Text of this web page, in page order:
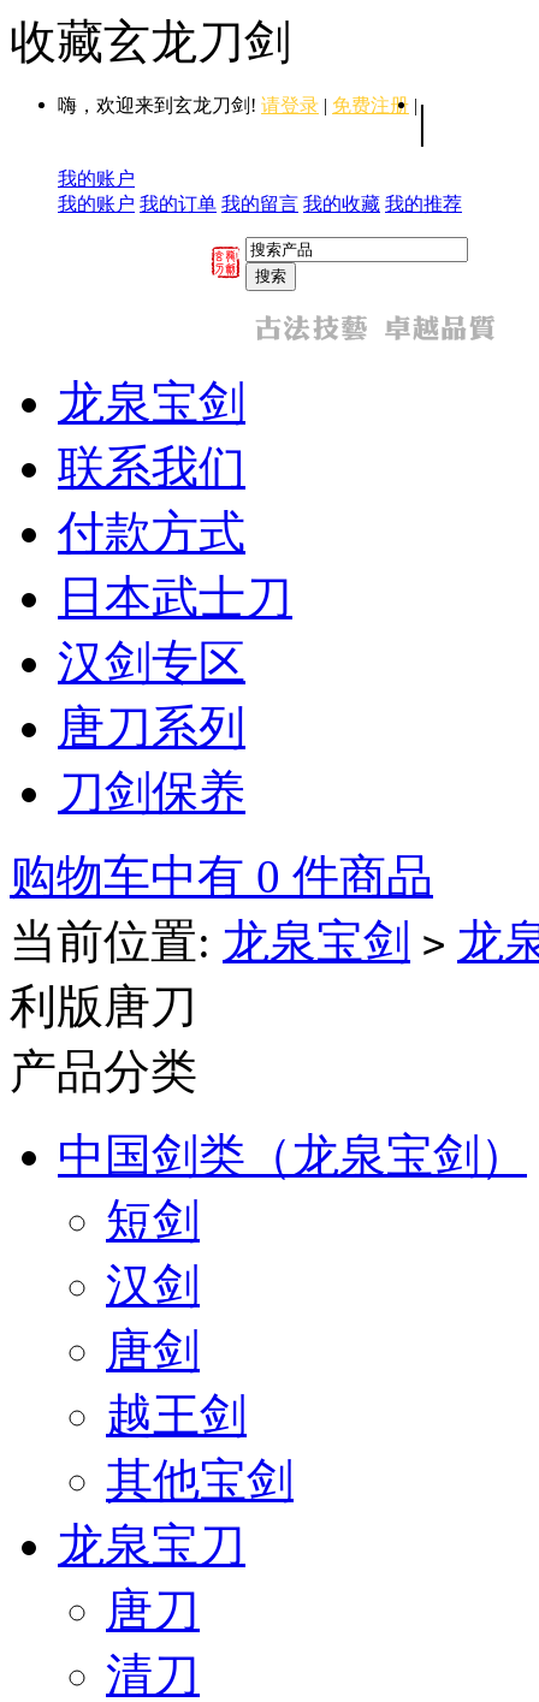
收藏玄龙刀剑
嗨，欢迎来到玄龙刀剑! 请登录 | 免费注册 | |
我的账户
我的账户 我的订单 我的留言 我的收藏 我的推荐
龙泉宝剑
联系我们
付款方式
日本武士刀
汉剑专区
唐刀系列
刀剑保养
购物车中有 0 件商品
当前位置: 龙泉宝剑 > 龙
利版唐刀
产品分类
中国剑类（龙泉宝剑）
短剑
汉剑
唐剑
越王剑
其他宝剑
龙泉宝刀
唐刀
清刀